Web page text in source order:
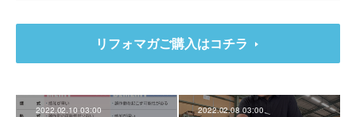
リフォマガご購入はコチラ
2022.02.10 03:00 2022.02.08 03:00